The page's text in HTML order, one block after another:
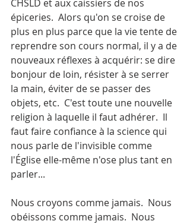
CHSLD et aux caissiers de nos
épiceries.  Alors qu'on se croise de
plus en plus parce que la vie tente de
reprendre son cours normal, il y a de
nouveaux réflexes à acquérir: se dire
bonjour de loin, résister à se serrer
la main, éviter de se passer des
objets, etc.  C'est toute une nouvelle
religion à laquelle il faut adhérer.  Il
faut faire confiance à la science qui
nous parle de l'invisible comme
l'Église elle-même n'ose plus tant en
parler...
Nous croyons comme jamais.  Nous
obéissons comme jamais.  Nous